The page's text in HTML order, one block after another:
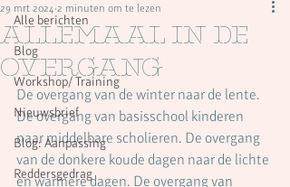
Alle berichten
Blog
Workshop/ Training
Nieuwsbrief
Blog: Aanpassing
Reddersgedrag
Allemaal in De
overgang
29 mrt 2024 2 minuten om te lezen
De overgang van de winter naar de lente.
De overgang van basisschool kinderen
naar middelbare scholieren. De overgang
van de donkere koude dagen naar de lichte
en warmere dagen. De overgang van